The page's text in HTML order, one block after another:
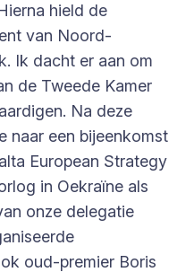
hield de
van Noord-
Ik dacht er aan om
de Tweede Kamer
Na deze
naar een bijeenkomst
European Strategy
in Oekraïne als
onze delegatie
oud-premier Boris